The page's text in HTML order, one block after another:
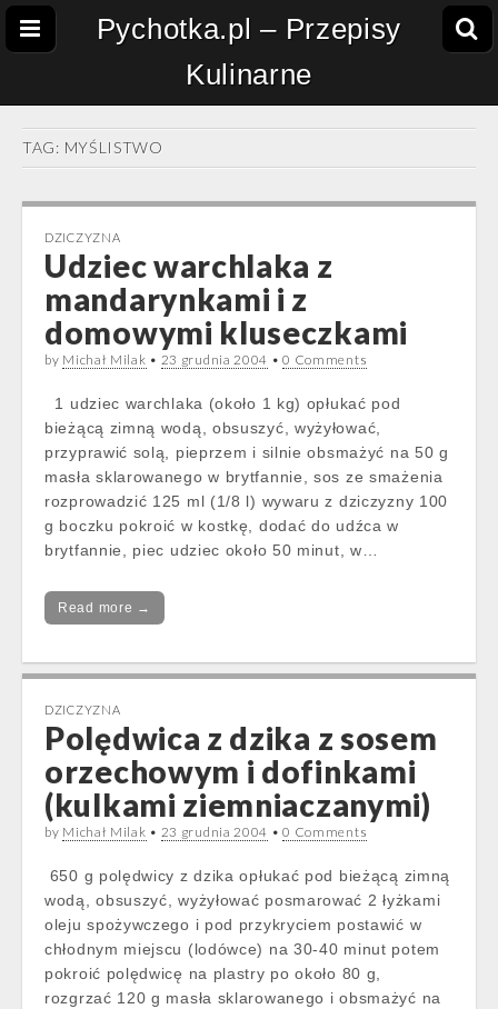
Pychotka.pl – Przepisy
Kulinarne
TAG: MYŚLISTWO
DZICZYZNA
Udziec warchlaka z
mandarynkami i z
domowymi kluseczkami
by Michał Milak • 23 grudnia 2004 •0 Comments
1 udziec warchlaka (około 1 kg) opłukać pod
bieżącą zimną wodą, obsuszyć, wyżyłować,
przyprawić solą, pieprzem i silnie obsmażyć na 50 g
masła sklarowanego w brytfannie, sos ze smażenia
rozprowadzić 125 ml (1/8 l) wywaru z dziczyzny 100
g boczku pokroić w kostkę, dodać do udźca w
brytfannie, piec udziec około 50 minut, w…
Read more →
DZICZYZNA
Polędwica z dzika z sosem
orzechowym i dofinkami
(kulkami ziemniaczanymi)
by Michał Milak • 23 grudnia 2004 •0 Comments
650 g polędwicy z dzika opłukać pod bieżącą zimną
wodą, obsuszyć, wyżyłować posmarować 2 łyżkami
oleju spożywczego i pod przykryciem postawić w
chłodnym miejscu (lodówce) na 30-40 minut potem
pokroić polędwicę na plastry po około 80 g,
rozgrzać 120 g masła sklarowanego i obsmażyć na